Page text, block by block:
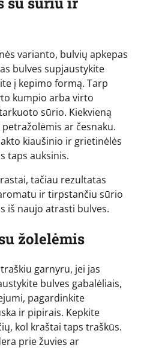
varianto, bulvių apkepas
bulves supjaustykite
į kepimo formą. Tarp
kumpio arba virto
sūrio. Kiekvieną
ar česnaku.
kiaušinio ir grietinėlės
taps auksinis.
tačiau rezultatas
ir tirpstančiu sūrio
iš naujo atrasti bulves.
žolelėmis
garnyru, jei jas
bulves gabalėliais,
pagardinkite
ir pipirais. Kepkite
kol kraštai taps traškūs.
prie žuvies ar